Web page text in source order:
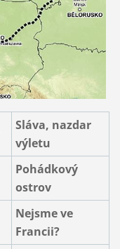
Sláva, nazdar
výletu
Pohádkový
ostrov
Nejsme ve
Francii?